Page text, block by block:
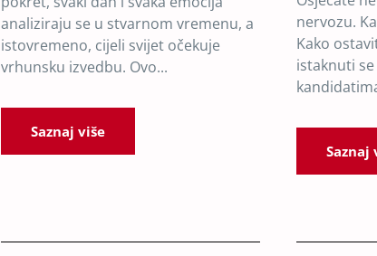
analiziraju se u stvarnom vremenu, a
istovremeno, cijeli svijet očekuje
vrhunsku izvedbu. Ovo...
Saznaj više
nervozu.
Kako
istaknuti
Saznaj